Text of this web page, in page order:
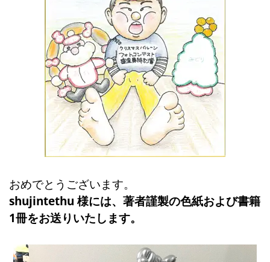
おめでとうございます。
shujintethu 様には、著者謹製の色紙および書籍
1冊をお送りいたします。